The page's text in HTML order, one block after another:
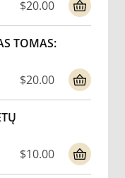
$20.00
TOMAS:
$20.00
$10.00